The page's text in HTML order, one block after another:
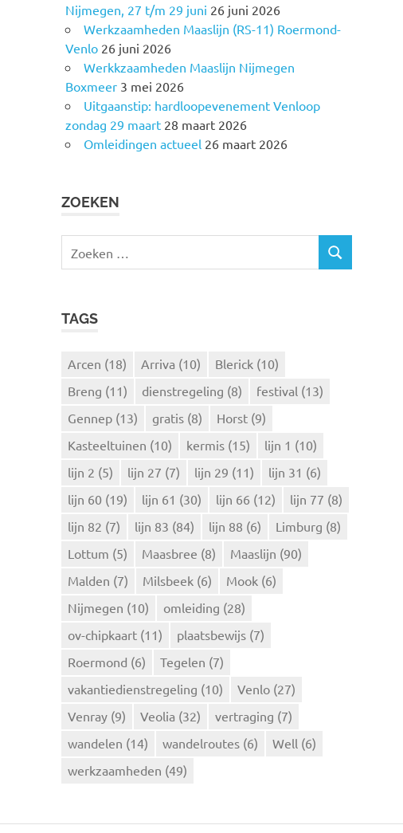
Nijmegen, 27 t/m 29 juni 26 juni 2026
Werkzaamheden Maaslijn (RS-11) Roermond-
Venlo 26 juni 2026
Werkkzaamheden Maaslijn Nijmegen
Boxmeer 3 mei 2026
Uitgaanstip: hardloopevenement Venloop
zondag 29 maart 28 maart 2026
Omleidingen actueel 26 maart 2026
ZOEKEN
e
Z
TAGS
Arcen (18) Arriva (10) Blerick (10)
Breng (11) dienstregeling (8) festival (13)
Gennep (13) gratis (8) Horst (9)
Kasteeltuinen (10) kermis (15) lijn 1 (10)
lijn 2 (5) lijn 27 (7) lijn 29 (11) lijn 31 (6)
lijn 60 (19) lijn 61 (30) lijn 66 (12) lijn 77 (8)
lijn 82 (7) lijn 83 (84) lijn 88 (6) Limburg (8)
Lottum (5) Maasbree (8) Maaslijn (90)
Malden (7) Milsbeek (6) Mook (6)
Nijmegen (10) omleiding (28)
ov-chipkaart (11) plaatsbewijs (7)
Roermond (6) Tegelen (7)
vakantiedienstregeling (10) Venlo (27)
Venray (9) Veolia (32) vertraging (7)
wandelen (14) wandelroutes (6) Well (6)
werkzaamheden (49)